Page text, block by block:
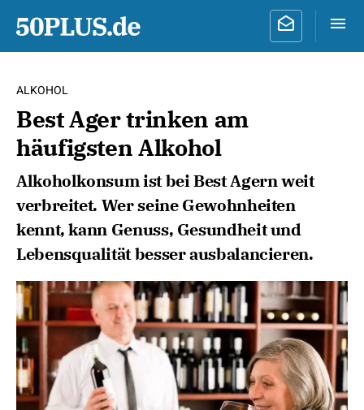
ALKOHOL
Best Ager trinken am
häufigsten Alkohol
Alkoholkonsum ist bei Best Agern weit
verbreitet. Wer seine Gewohnheiten
kennt, kann Genuss, Gesundheit und
Lebensqualität besser ausbalancieren.